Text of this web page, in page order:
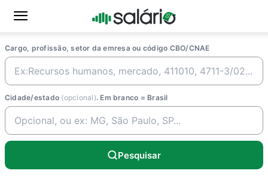
Cargo, profissão, setor da emresa ou código CBO/CNAE
Cidade/estado (opcional). Em branco = Brasil
Pesquisar